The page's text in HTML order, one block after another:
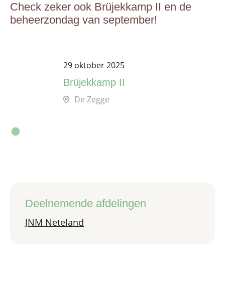
Check zeker ook Brüjekkamp II en de
beheerzondag van september!
29 oktober 2025
Brüjekkamp II
De Zegge
Deelnemende afdelingen
JNM Neteland